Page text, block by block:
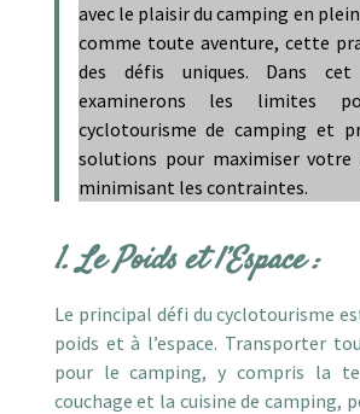
avec le plaisir du camping en
comme toute aventure, cette
des défis uniques. Dans
examinerons les limites
cyclotourisme de camping et
solutions pour maximiser
minimisant les contraintes.
1. Le Poids et l’Espace :
Le principal défi du cyclotourisme
poids et à l’espace. Transporter
pour le camping, y compris la
couchage et la cuisine de camping,